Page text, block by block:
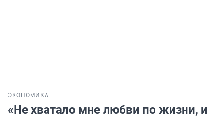
ЭКОНОМИКА
«Не хватало мне любви по жизни, и